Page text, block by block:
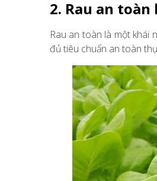
2. Rau an toàn
Rau an toàn là một khái
đủ tiêu chuẩn an toàn